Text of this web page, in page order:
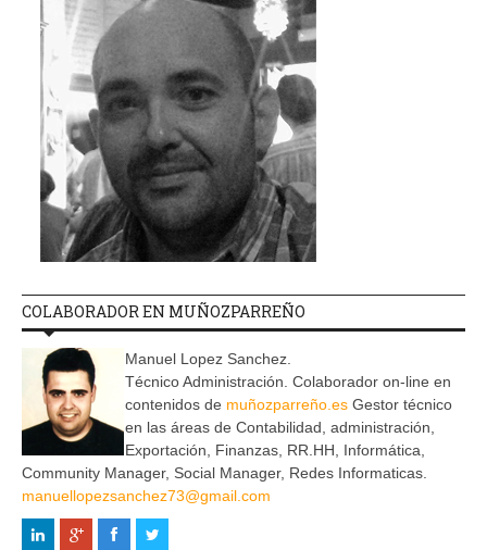
COLABORADOR EN MUÑOZPARREÑO
Manuel Lopez Sanchez.
Técnico Administración. Colaborador on-line en
contenidos de muñozparreño.es Gestor técnico
en las áreas de Contabilidad, administración,
Exportación, Finanzas, RR.HH, Informática,
Community Manager, Social Manager, Redes Informaticas.
manuellopezsanchez73@gmail.com